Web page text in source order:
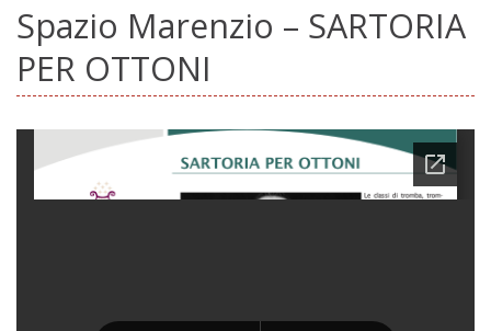
Spazio Marenzio – SARTORIA
PER OTTONI